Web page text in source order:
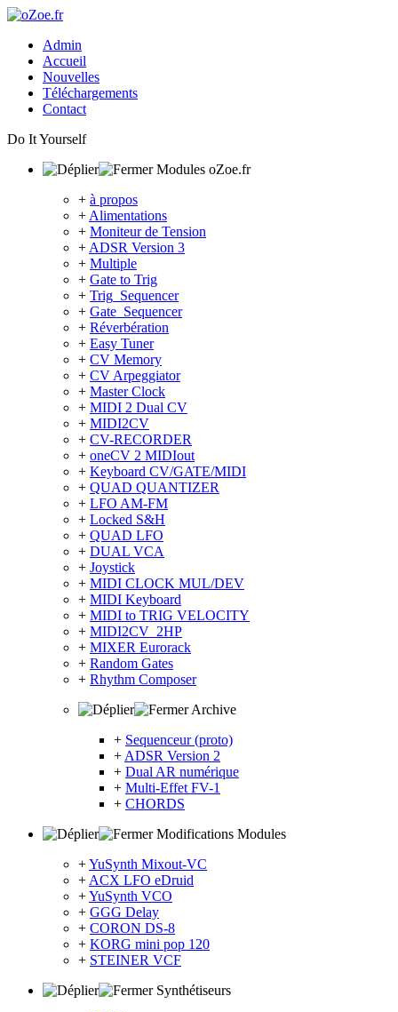
Admin
Accueil
Nouvelles
Téléchargements
Contact
Do It Yourself
Modules oZoe.fr
+ à propos
+ Alimentations
+ Moniteur de Tension
+ ADSR Version 3
+ Multiple
+ Gate to Trig
+ Trig_Sequencer
+ Gate_Sequencer
+ Réverbération
+ Easy Tuner
+ CV Memory
+ CV Arpeggiator
+ Master Clock
+ MIDI 2 Dual CV
+ MIDI2CV
+ CV-RECORDER
+ oneCV 2 MIDIout
+ Keyboard CV/GATE/MIDI
+ QUAD QUANTIZER
+ LFO AM-FM
+ Locked S&H
+ QUAD LFO
+ DUAL VCA
+ Joystick
+ MIDI CLOCK MUL/DEV
+ MIDI Keyboard
+ MIDI to TRIG VELOCITY
+ MIDI2CV_2HP
+ MIXER Eurorack
+ Random Gates
+ Rhythm Composer
Archive
+ Sequenceur (proto)
+ ADSR Version 2
+ Dual AR numérique
+ Multi-Effet FV-1
+ CHORDS
Modifications Modules
+YuSynth Mixout-VC
+ ACX LFO eDruid
+YuSynth VCO
+ GGG Delay
+ CORON DS-8
+ KORG mini pop 120
+ STEINER VCF
Synthétiseurs